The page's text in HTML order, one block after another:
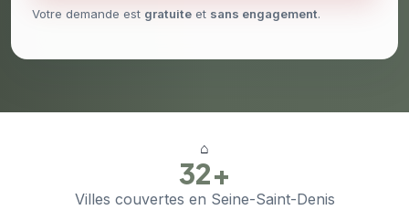
Votre demande est gratuite et sans engagement.
⌂
32+
Villes couvertes en Seine-Saint-Denis